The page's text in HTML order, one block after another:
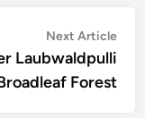
Next Article
Laubwaldpulli
Forest